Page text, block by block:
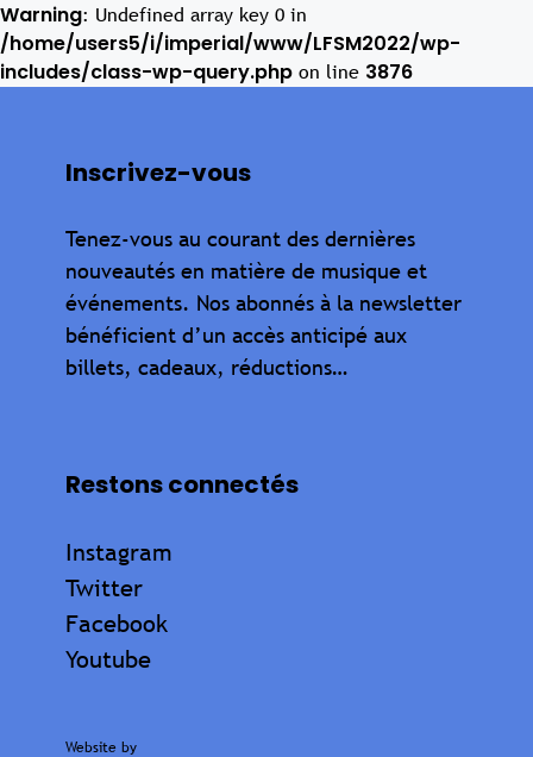
Warning: Undefined array key 0 in
/home/users5/i/imperial/www/LFSM2022/wp-
includes/class-wp-query.php on line 3876
Inscrivez-vous
Tenez-vous au courant des dernières
nouveautés en matière de musique et
événements. Nos abonnés à la newsletter
bénéficient d’un accès anticipé aux
billets, cadeaux, réductions…
Restons connectés
Instagram
Twitter
Facebook
Youtube
Website by